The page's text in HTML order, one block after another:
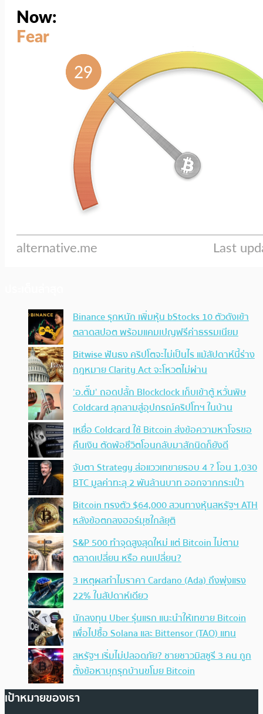
Binance รุกหนัก เพิ่มหุ้น bStocks 10 ตัวดังเข้า
ตลาดสปอต พร้อมแคมเปญฟรีค่าธรรมเนียม
Bitwise ฟันธง คริปโตจะไม่เป็นไร แม้สัปดาห์นี้ร่าง
กฎหมาย Clarity Act จะโหวตไม่ผ่าน
‘อ.ตั๊ม’ ถอดปลั้ก Blockclock เก็บเข้าตู้ หวั่นพิษ
Coldcard ลุกลามสู่อุปกรณ์คริปโทฯ ในบ้าน
เหยื่อ Coldcard ใช้ Bitcoin ส่งข้อความหาโจรขอ
คืนเงิน ตัดพ้อชีวิตโอนกลับมาสักนิดก็ยังดี
จับตา Strategy ส่อแววเทขายรอบ 4 ? โอน 1,030
BTC มูลค่าทะลุ 2 พันล้านบาท ออกจากกระเป๋า
Bitcoin ทรงตัว $64,000 สวนทางหุ้นสหรัฐฯ ATH
หลังข้อตกลงฮอร์มุซใกล้ยุติ
S&P 500 ทำจุดสูงสุดใหม่ แต่ Bitcoin ไม่ตาม
ตลาดเปลี่ยน หรือ คนเปลี่ยน?
3 เหตุผลทำไมราคา Cardano (Ada) ถึงพุ่งแรง
22% ในสัปดาห์เดียว
นักลงทุน Uber รุ่นแรก แนะนำให้เทขาย Bitcoin
เพื่อไปซื้อ Solana และ Bittensor (TAO) แทน
สหรัฐฯ เริ่มไม่ปลอดภัย? ชายชาวมิสซูรี 3 คน ถูก
ตั้งข้อหาบุกรุกบ้านขโมย Bitcoin
เป้าหมายของเรา